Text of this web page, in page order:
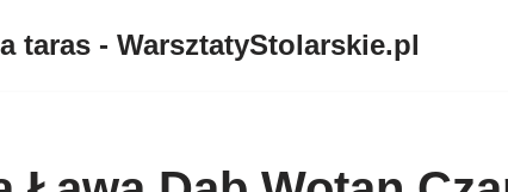
taras - WarsztatyStolarskie.pl